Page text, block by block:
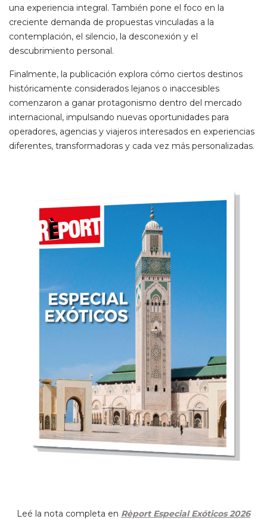
una experiencia integral. También pone el foco en la
creciente demanda de propuestas vinculadas a la
contemplación, el silencio, la desconexión y el
descubrimiento personal.
Finalmente, la publicación explora cómo ciertos destinos
históricamente considerados lejanos o inaccesibles
comenzaron a ganar protagonismo dentro del mercado
internacional, impulsando nuevas oportunidades para
operadores, agencias y viajeros interesados en experiencias
diferentes, transformadoras y cada vez más personalizadas.
Leé la nota completa en Rèport Especial Exóticos 2026